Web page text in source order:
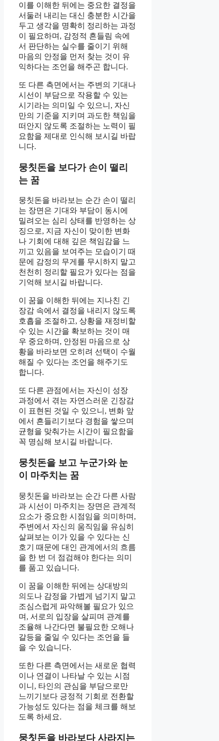
이를 이해한 뒤에는 중요한 결정을
서둘러 내리는 대신 충분한 시간을
두고 생각을 명확히 정리하는 과정
이 필요하며, 감정적 흔들림 속에
서 판단하는 실수를 줄이기 위해
마음의 안정을 먼저 찾는 것이 유
익하다는 조언을 해주곤 합니다.
또 다른 측면에서는 주변의 기대나
시선이 부담으로 작용할 수 있는
시기라는 의미일 수 있으니, 자신
만의 기준을 지키며 과도한 책임을
떠안지 않도록 조절하는 노력이 필
요함을 제대로 인식해 보시길 바랍
니다.
뭉칫돈을 보다가 손이 떨리
는 꿈
뭉칫돈을 바라보는 순간 손이 떨리
는 장면은 기대와 부담이 동시에
밀려오는 심리 상태를 반영하는 상
징으로, 지금 자신이 맞이한 변화
나 기회에 대해 깊은 책임감을 느
끼고 있음을 보여주는 모습이기 때
문에 감정의 무게를 무시하지 말고
천천히 정리할 필요가 있다는 점을
기억해 보시길 바랍니다.
이 꿈을 이해한 뒤에는 지나친 긴
장감 속에서 결정을 내리지 않도록
호흡을 조절하고, 상황을 재정비할
수 있는 시간을 확보하는 것이 매
우 중요하며, 안정된 마음으로 상
황을 바라보면 오히려 선택이 수월
해질 수 있다는 조언을 해주기도
합니다.
또 다른 관점에서는 자신이 성장
과정에서 겪는 자연스러운 긴장감
이 표현된 것일 수 있으니, 변화 앞
에서 흔들리기보다 경험을 쌓으며
균형을 맞춰가는 시간이 필요함을
꼭 명심해 보시길 바랍니다.
뭉칫돈을 보고 누군가와 눈
이 마주치는 꿈
뭉칫돈을 바라보는 순간 다른 사람
과 시선이 마주치는 장면은 관계적
요소가 중요한 시점임을 의미하며,
주변에서 자신의 움직임을 유심히
살펴보는 이가 있을 수 있다는 신
호기 때문에 대인 관계에서의 흐름
을 한 번 더 점검해야 한다는 의미
를 품고 있습니다.
이 꿈을 이해한 뒤에는 상대방의
의도나 감정을 가볍게 넘기지 말고
조심스럽게 파악해볼 필요가 있으
며, 서로의 입장을 살피며 관계를
조율해 나간다면 불필요한 오해나
갈등을 줄일 수 있다는 조언을 들
을 수 있습니다.
또한 다른 측면에서는 새로운 협력
이나 연결이 나타날 수 있는 시점
이니, 타인의 관심을 부담으로만
느끼기보다 긍정적 기회로 전환할
가능성도 있다는 점을 체크를 해보
도록 하세요.
뭉칫돈을 바라보다 사라지는